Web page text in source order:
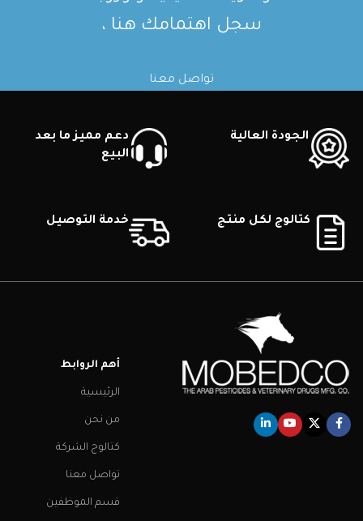
سجل اهتمامك هنا ،
تواصل معنا
الجودة العالية
دعم مميز ما بعد
البيع
كتالوج لكل منتج خدمة التوصيل
أهم الروابط
الرئيسية
من نحن
كتالوج الشركة
تواصل معنا
قسم الموظفين